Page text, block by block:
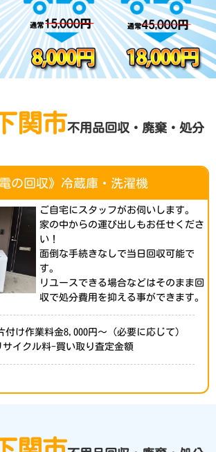
関市不用品回収・廃棄・処分
電の回収》冷蔵庫・洗濯機
ご自宅にスタッフがお伺いします。
家の中からの運び出しもお任せくださ
い！
面倒な手続きなしで当日回収可能で
す。
リユースできる場合などはそのまま回
収で処分費用を抑える事ができます。
付け作業料金8,000円～（必要に応じて）
サイクル料-買い取り査定金額